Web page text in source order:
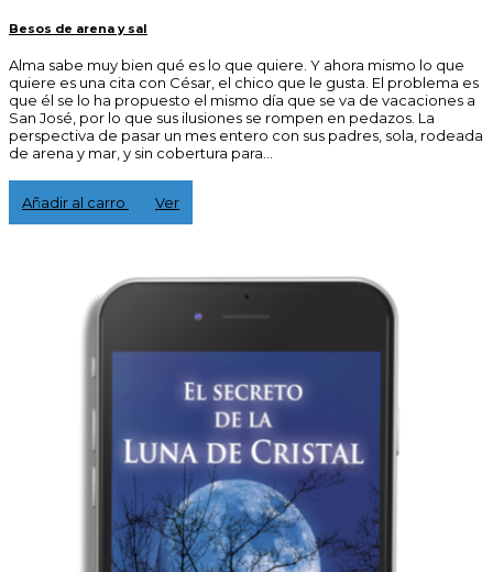
Besos de arena y sal
Alma sabe muy bien qué es lo que quiere. Y ahora mismo lo que
quiere es una cita con César, el chico que le gusta. El problema es
que él se lo ha propuesto el mismo día que se va de vacaciones a
San José, por lo que sus ilusiones se rompen en pedazos. La
perspectiva de pasar un mes entero con sus padres, sola, rodeada
de arena y mar, y sin cobertura para...
3,00 €
Añadir al carro
Ver